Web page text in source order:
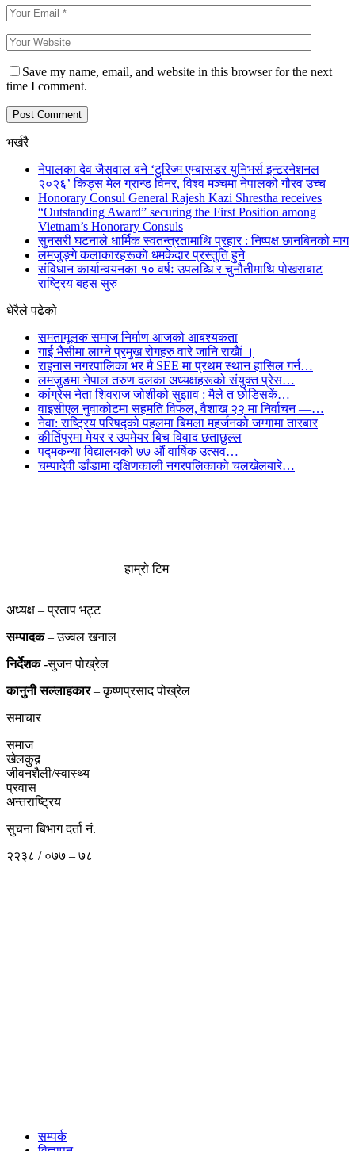
Save my name, email, and website in this browser for the next
time I comment.
भर्खरै
नेपालका देव जैसवाल बने ‘टुरिज्म एम्बासडर युनिभर्स इन्टरनेशनल
२०२६’ किड्स मेल ग्रान्ड विनर, विश्व मञ्चमा नेपालको गौरव उच्च
Honorary Consul General Rajesh Kazi Shrestha receives
“Outstanding Award” securing the First Position among
Vietnam’s Honorary Consuls
सुनसरी घटनाले धार्मिक स्वतन्त्रतामाथि प्रहार : निष्पक्ष छानबिनको माग
लमजुङ्गे कलाकारहरूकाे धमकेदार प्रस्तुति हुने
संविधान कार्यान्वयनका १० वर्षः उपलब्धि र चुनौतीमाथि पोखराबाट
राष्ट्रिय बहस सुरु
धेरैले पढेको
समतामूलक समाज निर्माण आजको आबश्यकता
गाई भैंसीमा लाग्ने प्रमुख रोगहरु वारे जानि राखैां ।
राइनास नगरपालिका भर मै SEE मा प्रथम स्थान हासिल गर्न…
लमजुङमा नेपाल तरुण दलका अध्यक्षहरूको संयुक्त प्रेस…
कांग्रेस नेता शिवराज जोशीको सुझाव : मैले त छोडिसकें…
वाइसीएल नुवाकोटमा सहमति विफल, वैशाख २२ मा निर्वाचन —…
नेवा: राष्ट्रिय परिषद्को पहलमा बिमला महर्जनको जग्गामा तारबार
कीर्तिपुरमा मेयर र उपमेयर बिच विवाद छताछुल्ल
पद्मकन्या विद्यालयको ७७ औं ‌‌वार्षिक ‌उत्सव…
चम्पादेवी डाँडामा दक्षिणकाली नगरपलिकाको चलखेलबारे…
हाम्रो टिम
अध्यक्ष – प्रताप भट्ट
सम्पादक– उज्वल खनाल
निर्देशक-सुजन पोख्रेल
कानुनी सल्लाहकार– कृष्णप्रसाद पोख्रेल
समाचार
समाज
खेलकुद़़
जीवनशैली/स्वास्थ्य
प्रवास
अन्तराष्ट्रिय
सुचना बिभाग दर्ता नं.
२२३८ / ०७७ – ७८
सम्पर्क